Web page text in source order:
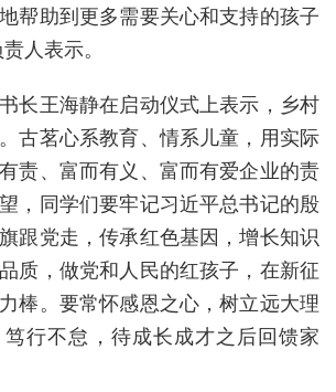
帮助到更多需要关心和支持的孩子
人表示。
长王海静在启动仪式上表示，乡村
古茗心系教育、情系儿童，用实际
责、富而有义、富而有爱企业的责
，同学们要牢记习近平总书记的殷
跟党走，传承红色基因，增长知识
质，做党和人民的红孩子，在新征
棒。要常怀感恩之心，树立远大理
行不怠，待成长成才之后回馈家